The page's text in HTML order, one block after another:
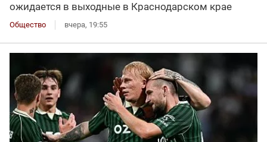
ожидается в выходные в Краснодарском крае
Общество вчера, 19:55